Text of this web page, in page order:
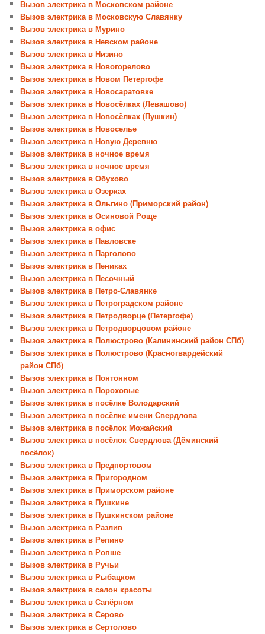
Вызов электрика в Московском районе
Вызов электрика в Московскую Славянку
Вызов электрика в Мурино
Вызов электрика в Невском районе
Вызов электрика в Низино
Вызов электрика в Новогорелово
Вызов электрика в Новом Петергофе
Вызов электрика в Новосаратовке
Вызов электрика в Новосёлках (Левашово)
Вызов электрика в Новосёлках (Пушкин)
Вызов электрика в Новоселье
Вызов электрика в Новую Деревню
Вызов электрика в ночное время
Вызов электрика в ночное время
Вызов электрика в Обухово
Вызов электрика в Озерках
Вызов электрика в Ольгино (Приморский район)
Вызов электрика в Осиновой Роще
Вызов электрика в офис
Вызов электрика в Павловске
Вызов электрика в Парголово
Вызов электрика в Пениках
Вызов электрика в Песочный
Вызов электрика в Петро-Славянке
Вызов электрика в Петроградском районе
Вызов электрика в Петродворце (Петергофе)
Вызов электрика в Петродворцовом районе
Вызов электрика в Полюстрово (Калининский район СПб)
Вызов электрика в Полюстрово (Красногвардейский
район СПб)
Вызов электрика в Понтонном
Вызов электрика в Пороховые
Вызов электрика в посёлке Володарский
Вызов электрика в посёлке имени Свердлова
Вызов электрика в посёлок Можайский
Вызов электрика в посёлок Свердлова (Дёминский
посёлок)
Вызов электрика в Предпортовом
Вызов электрика в Пригородном
Вызов электрика в Приморском районе
Вызов электрика в Пушкине
Вызов электрика в Пушкинском районе
Вызов электрика в Разлив
Вызов электрика в Репино
Вызов электрика в Ропше
Вызов электрика в Ручьи
Вызов электрика в Рыбацком
Вызов электрика в салон красоты
Вызов электрика в Сапёрном
Вызов электрика в Серово
Вызов электрика в Сертолово